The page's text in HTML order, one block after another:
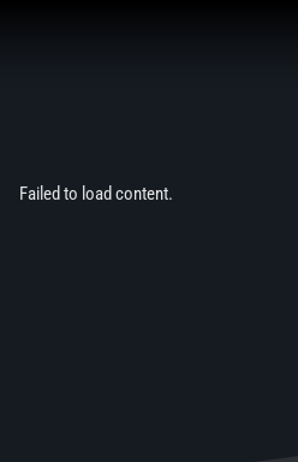
Failed to load content.